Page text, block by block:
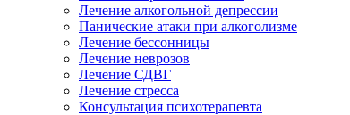
Лечение алкогольной депрессии
Панические атаки при алкоголизме
Лечение бессонницы
Лечение неврозов
Лечение СДВГ
Лечение стресса
Консультация психотерапевта